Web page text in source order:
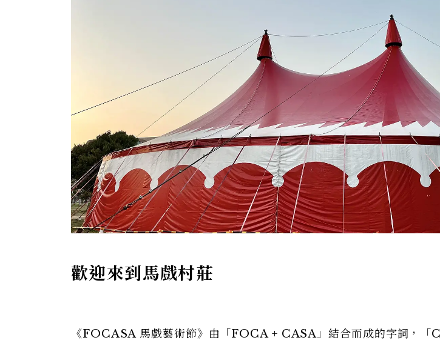
歡迎來到馬戲村莊
《FOCASA 馬戲藝術節》由「FOCA + CASA」結合而成的字詞，「